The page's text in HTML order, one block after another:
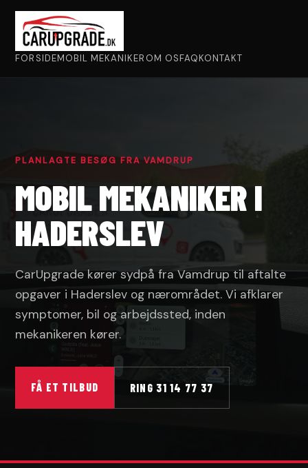
FORSIDEMOBIL MEKANIKER OM OSFAQKONTAKT
PLANLAGTE BESØG FRA VAMDRUP
MOBIL MEKANIKER I
HADERSLEV
CarUpgrade kører sydpå fra Vamdrup til aftalte
opgaver i Haderslev og nærområdet. Vi afklarer
symptomer, bil og arbejdssted, inden
mekanikeren kører.
FÅ ET TILBUD RING 31 14 77 37